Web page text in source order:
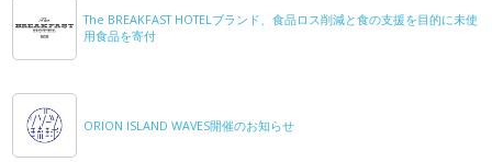
The BREAKFAST HOTELブランド、食品ロス削減と食の支援を目的に未使
用食品を寄付
ORION ISLAND WAVES開催のお知らせ